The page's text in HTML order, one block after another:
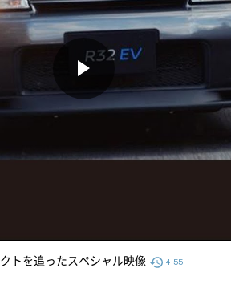
クトを追ったスペシャル映像 4:55